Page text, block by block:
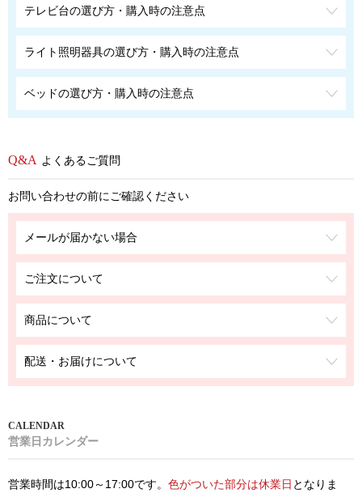
テレビ台の選び方・購入時の注意点
ライト照明器具の選び方・購入時の注意点
ベッドの選び方・購入時の注意点
よくあるご質問
お問い合わせの前にご確認ください
メールが届かない場合
ご注文について
商品について
配送・お届けについて
営業日カレンダー
営業時間は10:00～17:00です。 色がついた部分は休業日 となりま